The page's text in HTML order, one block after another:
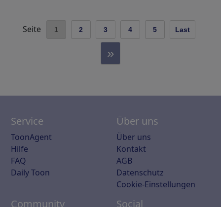
Seite 1 2 3 4 5 Last
»
Service
ToonAgent
Hilfe
FAQ
Daily Toon
Über uns
Über uns
Kontakt
AGB
Datenschutz
Cookie-Einstellungen
Community Social